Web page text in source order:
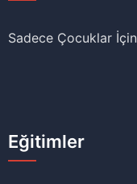
Sadece Çocuklar
Eğitimler